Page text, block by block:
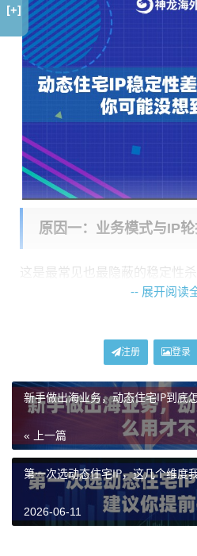
原因一：业务模式与IP
这是最常见也最隐蔽的稳定性
特性之一就是“动态”，即IP地
长设置（例如1-120分钟可调）
你的业务会话逻辑与IP轮换周
目标网站的风控，导致IP被临
定或访问失败。
例如，你正在进行一项需要长
化操作（如管理社交媒体账号
短的IP（如3分钟）。IP更换后
重新登录行为在平台看来异常
-- 展开阅读
注册 登录
新手做出海业务，动态住宅IP到底
« 上一篇
第一次选动态住宅IP，这几个维度
2026-06-11
[+]